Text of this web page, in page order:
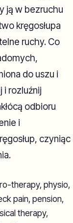
ją w bezruchu
kręgosłupa
ruchy. Co
do uszu i
i rozluźnij
odbioru
i
czyniąc